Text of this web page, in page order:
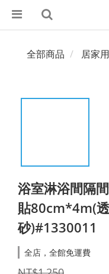
全部商品 居家
浴室淋浴間隔
貼80cm*4m(
砂)#1330011
全店，全館免運費